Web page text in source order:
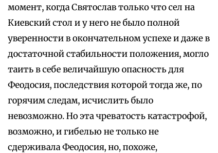
момент, когда Святослав только что сел на
Киевский стол и у него не было полной
уверенности в окончательном успехе и даже в
достаточной стабильности положения, могло
таить в себе величайшую опасность для
Феодосия, последствия которой тогда же, по
горячим следам, исчислить было
невозможно. Но эта чреватость катастрофой,
возможно, и гибелью не только не
сдерживала Феодосия, но, похоже,